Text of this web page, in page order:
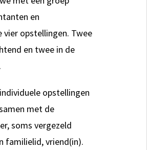
en
vier opstellingen. Twee
en twee in de
opstellingen
met de
soms vergezeld
familielid, vriend(in).